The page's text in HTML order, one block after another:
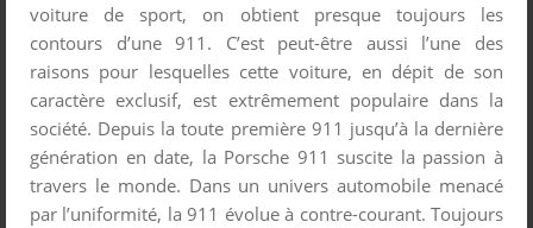
voiture de sport, on obtient presque toujours les
contours d’une 911. C’est peut-être aussi l’une des
raisons pour lesquelles cette voiture, en dépit de son
caractère exclusif, est extrêmement populaire dans la
société. Depuis la toute première 911 jusqu’à la dernière
génération en date, la Porsche 911 suscite la passion à
travers le monde. Dans un univers automobile menacé
par l’uniformité, la 911 évolue à contre-courant. Toujours